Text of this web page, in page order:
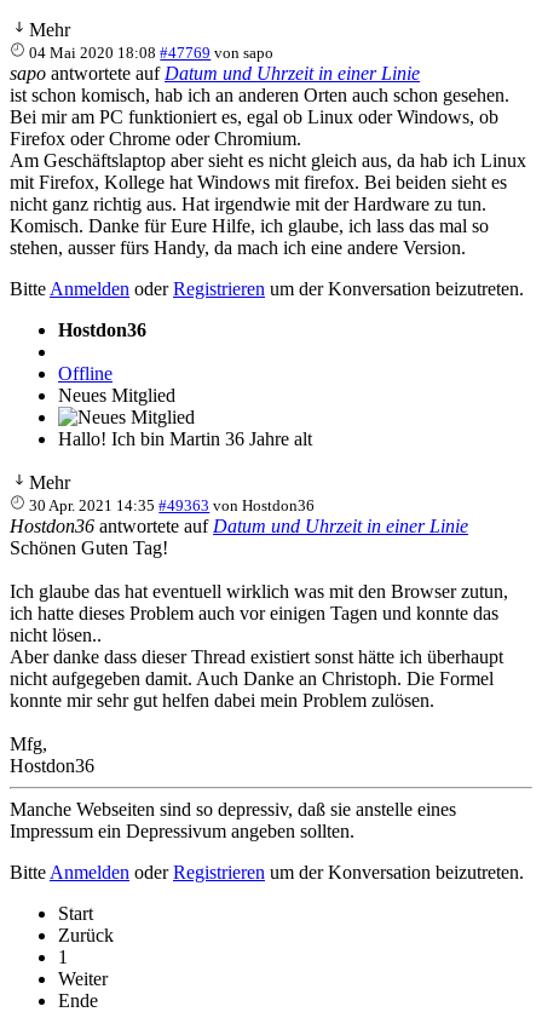
Mehr
04 Mai 2020 18:08 #47769 vonsapo
sapo antwortete auf Datum und Uhrzeit in einer Linie
ist schon komisch, hab ich an anderen Orten auch schon gesehen.
Bei mir am PC funktioniert es, egal ob Linux oder Windows, ob
Firefox oder Chrome oder Chromium.
Am Geschäftslaptop aber sieht es nicht gleich aus, da hab ich Linux
mit Firefox, Kollege hat Windows mit firefox. Bei beiden sieht es
nicht ganz richtig aus. Hat irgendwie mit der Hardware zu tun.
Komisch. Danke für Eure Hilfe, ich glaube, ich lass das mal so
stehen, ausser fürs Handy, da mach ich eine andere Version.
Bitte Anmelden oderRegistrieren um der Konversation beizutreten.
Hostdon36
Offline
Neues Mitglied
Hallo! Ich bin Martin 36 Jahre alt
Mehr
30 Apr. 2021 14:35 #49363 vonHostdon36
Hostdon36 antwortete auf Datum und Uhrzeit in einer Linie
Schönen Guten Tag!
Ich glaube das hat eventuell wirklich was mit den Browser zutun,
ich hatte dieses Problem auch vor einigen Tagen und konnte das
nicht lösen..
Aber danke dass dieser Thread existiert sonst hätte ich überhaupt
nicht aufgegeben damit. Auch Danke an Christoph. Die Formel
konnte mir sehr gut helfen dabei mein Problem zulösen.
Mfg,
Hostdon36
Manche Webseiten sind so depressiv, daß sie anstelle eines
Impressum ein Depressivum angeben sollten.
Bitte Anmelden oderRegistrieren um der Konversation beizutreten.
Start
Zurück
1
Weiter
Ende